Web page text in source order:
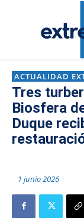
ACTUALIDAD
Tres
Biosfera
Duque
1 junio 2026